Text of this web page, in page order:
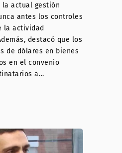
la actual gestión
antes los controles
la actividad
destacó que los
de dólares en bienes
en el convenio
a…